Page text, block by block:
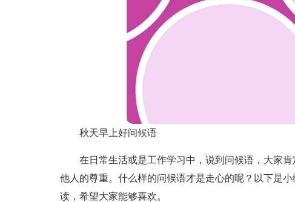
秋天早上好问候语
在日常生活或是工作学习中，说到问候语，大家
他人的尊重。什么样的问候语才是走心的呢？以下是
读，希望大家能够喜欢。